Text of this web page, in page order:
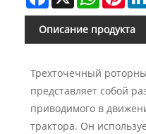
Описание продукта
Трехточечный
представляет собой
приводимого в
трактора. Он